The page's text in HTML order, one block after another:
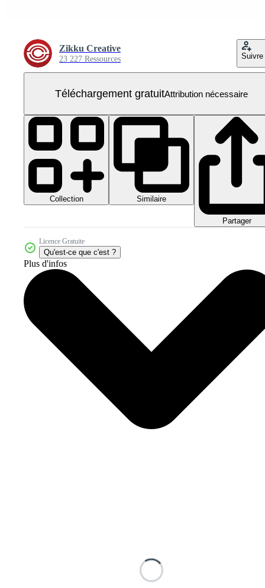
Zikku Creative
23 227 Ressources Suivre
Téléchargement gratuitAttribution nécessaire
Collection Similaire
Partager
Licence Gratuite
Qu'est-ce que c'est ?
Plus d'infos